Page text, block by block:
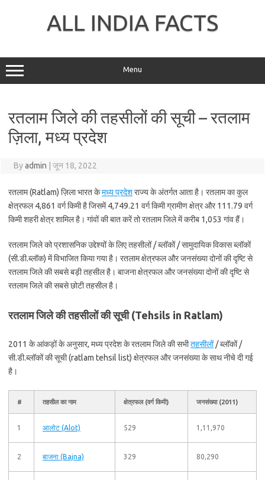
ALL INDIA FACTS
Menu
रतलाम जिले की तहसीलों की सूची – रतलाम
ज़िला, मध्य प्रदेश
Byadmin जून 18, 2022
रतलाम (Ratlam) ज़िला भारत केमध्य प्रदेशराज्य के अंतर्गत आता है। रतलाम का कुल
क्षेत्रफल 4,861 वर्ग किमी है जिसमें 4,749.21 वर्ग किमी ग्रामीण क्षेत्र और 111.79 वर्ग
किमी शहरी क्षेत्र शामिल है। गांवों की बात करें तो रतलाम जिले में करीब 1,053 गांव हैं।
रतलाम जिले को प्रशासनिक उद्देश्यों के लिए तहसीलों / ब्लॉकों / सामुदायिक विकास ब्लॉकों
(सी.डी.ब्लॉक) में विभाजित किया गया है। रतलाम क्षेत्रफल और जनसंख्या दोनों की दृष्टि से
रतलाम जिले की सबसे बड़ी तहसील है। बाजना क्षेत्रफल और जनसंख्या दोनों की दृष्टि से
रतलाम जिले की सबसे छोटी तहसील है।
रतलाम जिले की तहसीलों की सूची (Tehsils in Ratlam)
2011 के आंकड़ों के अनुसार, मध्य प्रदेश के रतलाम जिले की सभीतहसीलों/ ब्लॉकों /
सी.डी.ब्लॉकों की सूची (ratlam tehsil list) क्षेत्रफल और जनसंख्या के साथ नीचे दी गई
है।
# तहसील का नाम क्षेत्रफल (वर्ग किमी) जनसंख्या (2011)
1 आलोट (Alot) 529 1,11,970
2 बाजना (Bajna) 329 80,290